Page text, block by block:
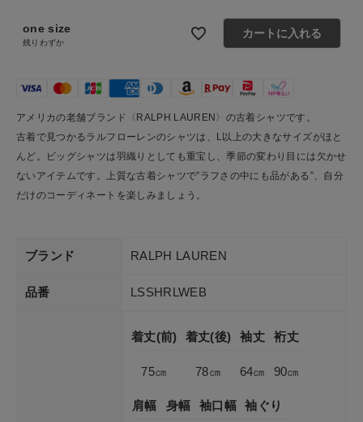
CONTENTS
特集
ご利用ガイド
お問い合わせ
one size
残りわずか
カートに入れる
アメリカの老舗ブランド〈RALPH LAUREN〉の古着シャツです。
古着で見つかるラルフローレンのシャツは、L以上の大きなサイズがほと
んど。ビッグシャツは羽織りとしても重宝し、季節の変わり目には欠かせ
ないアイテムです。上質な古着シャツで”ラフさの中にも品がある”、自分
だけのコーディネートを楽しみましょう。
ブランド RALPH LAUREN
品番 LSSHRLWEB
着丈(前)
75㎝
着丈(後)
78㎝
袖丈
64㎝
裄丈
90㎝
肩幅 身幅 袖口幅 袖ぐり